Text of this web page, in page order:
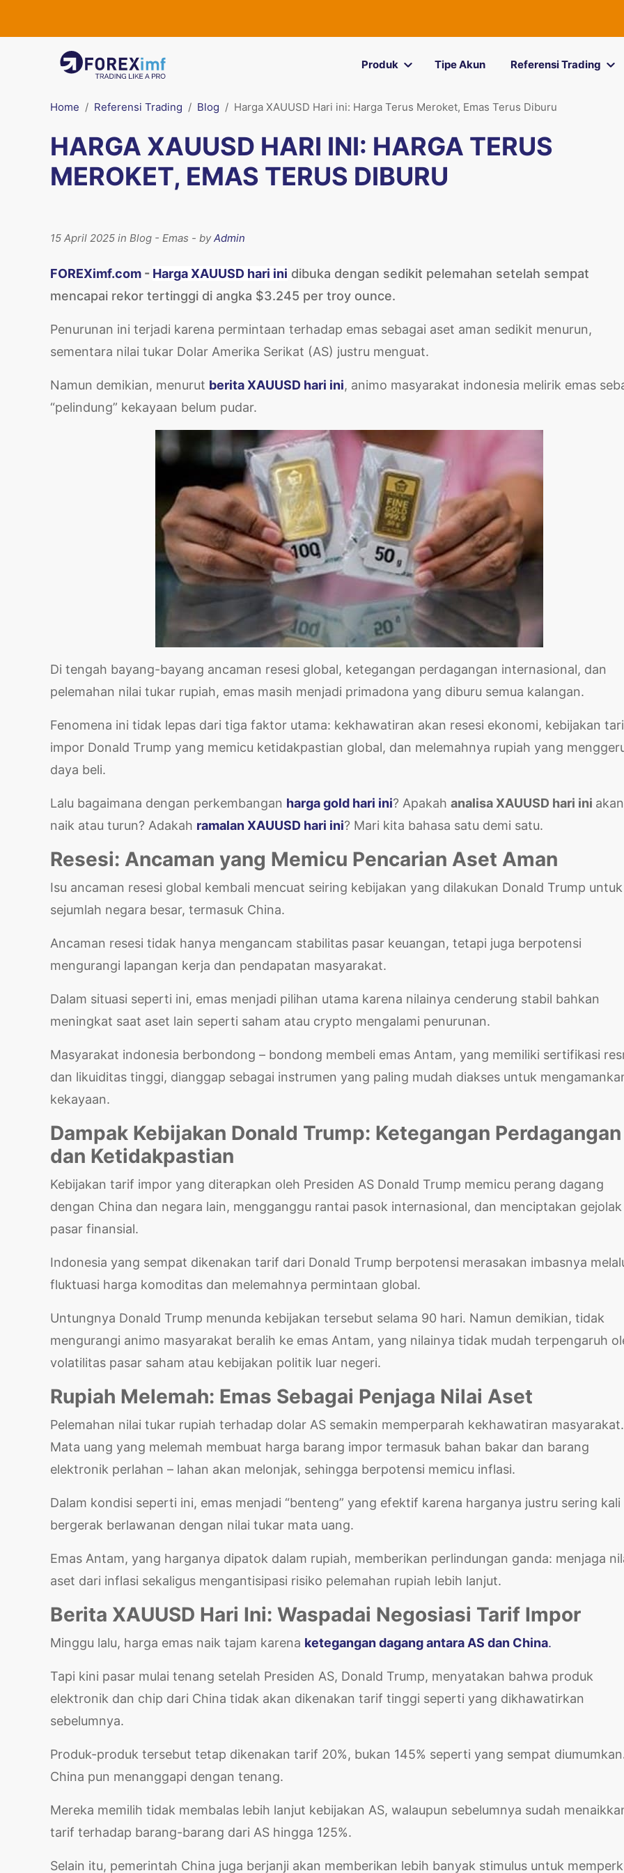
Produk Tipe Akun Referensi Trading
Home Referensi Trading Blog Harga XAUUSD Hari ini: Harga Terus Meroket, Emas Terus Diburu
HARGA XAUUSD HARI INI: HARGA TERUS
MEROKET, EMAS TERUS DIBURU
15 April 2025 in Blog - Emas - byAdmin
FOREXimf.com - Harga XAUUSD hari ini dibuka dengan sedikit pelemahan setelah sempat
mencapai rekor tertinggi di angka $3.245 per troy ounce.
Penurunan ini terjadi karena permintaan terhadap emas sebagai aset aman sedikit menurun,
sementara nilai tukar Dolar Amerika Serikat (AS) justru menguat.
Namun demikian, menurut berita XAUUSD hari ini, animo masyarakat indonesia melirik emas
“pelindung” kekayaan belum pudar.
Di tengah bayang-bayang ancaman resesi global, ketegangan perdagangan internasional, dan
pelemahan nilai tukar rupiah, emas masih menjadi primadona yang diburu semua kalangan.
Fenomena ini tidak lepas dari tiga faktor utama: kekhawatiran akan resesi ekonomi, kebijakan
impor Donald Trump yang memicu ketidakpastian global, dan melemahnya rupiah yang
daya beli.
Lalu bagaimana dengan perkembangan harga gold hari ini? Apakah analisa XAUUSD hari ini akan
naik atau turun? Adakah ramalan XAUUSD hari ini? Mari kita bahasa satu demi satu.
Resesi: Ancaman yang Memicu Pencarian Aset Aman
Isu ancaman resesi global kembali mencuat seiring kebijakan yang dilakukan Donald Trump untuk
sejumlah negara besar, termasuk China.
Ancaman resesi tidak hanya mengancam stabilitas pasar keuangan, tetapi juga berpotensi
mengurangi lapangan kerja dan pendapatan masyarakat.
Dalam situasi seperti ini, emas menjadi pilihan utama karena nilainya cenderung stabil bahkan
meningkat saat aset lain seperti saham atau crypto mengalami penurunan.
Masyarakat indonesia berbondong – bondong membeli emas Antam, yang memiliki sertifikasi
dan likuiditas tinggi, dianggap sebagai instrumen yang paling mudah diakses untuk
kekayaan.
Dampak Kebijakan Donald Trump: Ketegangan Perdagangan
dan Ketidakpastian
Kebijakan tarif impor yang diterapkan oleh Presiden AS Donald Trump memicu perang dagang
dengan China dan negara lain, mengganggu rantai pasok internasional, dan menciptakan gejolak
pasar finansial.
Indonesia yang sempat dikenakan tarif dari Donald Trump berpotensi merasakan imbasnya
fluktuasi harga komoditas dan melemahnya permintaan global.
Untungnya Donald Trump menunda kebijakan tersebut selama 90 hari. Namun demikian, tidak
mengurangi animo masyarakat beralih ke emas Antam, yang nilainya tidak mudah terpengaruh
volatilitas pasar saham atau kebijakan politik luar negeri.
Rupiah Melemah: Emas Sebagai Penjaga Nilai Aset
Pelemahan nilai tukar rupiah terhadap dolar AS semakin memperparah kekhawatiran masyarakat.
Mata uang yang melemah membuat harga barang impor termasuk bahan bakar dan barang
elektronik perlahan – lahan akan melonjak, sehingga berpotensi memicu inflasi.
Dalam kondisi seperti ini, emas menjadi “benteng” yang efektif karena harganya justru sering kali
bergerak berlawanan dengan nilai tukar mata uang.
Emas Antam, yang harganya dipatok dalam rupiah, memberikan perlindungan ganda: menjaga
aset dari inflasi sekaligus mengantisipasi risiko pelemahan rupiah lebih lanjut.
Berita XAUUSD Hari Ini: Waspadai Negosiasi Tarif Impor
Minggu lalu, harga emas naik tajam karena ketegangan dagang antara AS dan China.
Tapi kini pasar mulai tenang setelah Presiden AS, Donald Trump, menyatakan bahwa produk
elektronik dan chip dari China tidak akan dikenakan tarif tinggi seperti yang dikhawatirkan
sebelumnya.
Produk-produk tersebut tetap dikenakan tarif 20%, bukan 145% seperti yang sempat diumumkan
China pun menanggapi dengan tenang.
Mereka memilih tidak membalas lebih lanjut kebijakan AS, walaupun sebelumnya sudah
tarif terhadap barang-barang dari AS hingga 125%.
Selain itu, pemerintah China juga berjanji akan memberikan lebih banyak stimulus untuk